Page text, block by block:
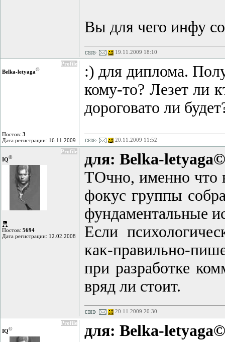
Вы для чего инфу
19.11.2009 18:10
Profile
Belka-letyaga©
Постов: 3
Дата регистрации: 16.11.2009
:) для диплома.
кому-то? Лезет ли
дороговато ли
20.11.2009 11:52
Profile
IQ©
Постов: 5694
Дата регистрации: 12.02.2008
для: Belka-letyaga©
ТОчно, именно что
фокус группы
фундаментальные
Если
как-правильно-
при разработке
вряд ли стоит.
20.11.2009 20:30
Profile
IQ©
для: Belka-letyaga©